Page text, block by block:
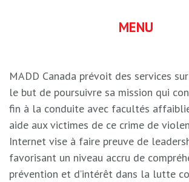
MENU
MADD Canada prévoit des services
le but de poursuivre sa mission qui
fin à la conduite avec facultés
aide aux victimes de ce crime de
Internet vise à faire preuve de
favorisant un niveau accru de
prévention et d’intérêt dans la lutte